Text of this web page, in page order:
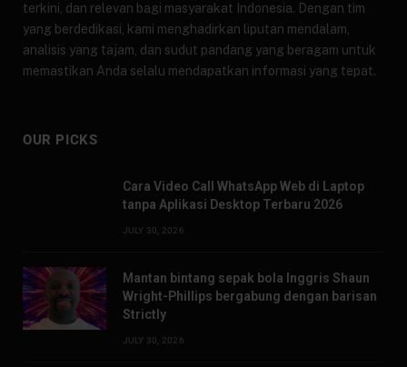
terkini, dan relevan bagi masyarakat Indonesia. Dengan tim
yang berdedikasi, kami menghadirkan liputan mendalam,
analisis yang tajam, dan sudut pandang yang beragam untuk
memastikan Anda selalu mendapatkan informasi yang tepat.
OUR PICKS
Cara Video Call WhatsApp Web di Laptop
tanpa Aplikasi Desktop Terbaru 2026
JULY 30, 2026
Mantan bintang sepak bola Inggris Shaun
Wright-Phillips bergabung dengan barisan
Strictly
JULY 30, 2026